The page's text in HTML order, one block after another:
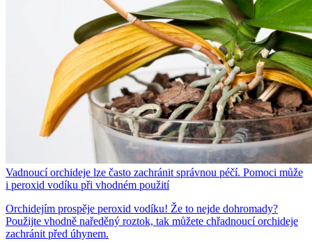
Vadnoucí orchideje lze často zachránit správnou péčí. Pomoci může
i peroxid vodíku při vhodném použití
Orchidejím prospěje peroxid vodíku! Že to nejde dohromady?
Použijte vhodně naředěný roztok, tak můžete chřadnoucí orchideje
zachránit před úhynem.